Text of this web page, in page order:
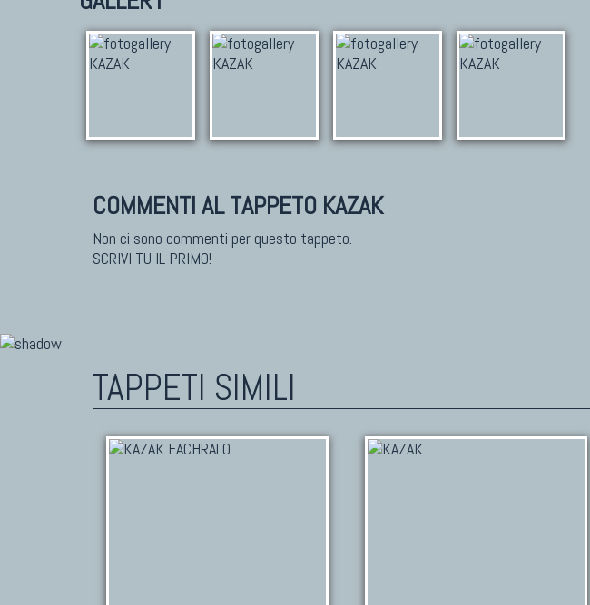
COMMENTI AL TAPPETO KAZAK
Non ci sono commenti per questo tappeto.
SCRIVI TU IL PRIMO!
TAPPETI SIMILI